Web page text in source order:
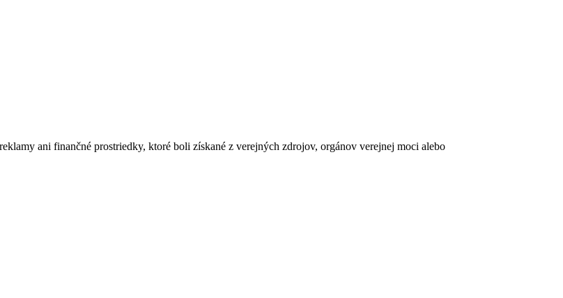
ani finančné prostriedky, ktoré boli získané z verejných zdrojov, orgánov verejnej moci alebo